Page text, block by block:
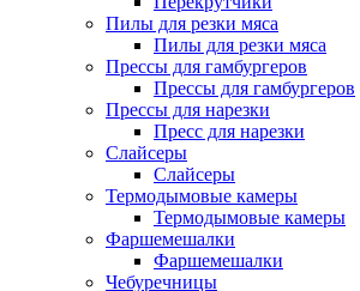
Пилы для резки мяса
Пилы для резки мяса
Прессы для гамбургеров
Прессы для гамбургеров
Прессы для нарезки
Пресс для нарезки
Слайсеры
Слайсеры
Термодымовые камеры
Термодымовые камеры
Фаршемешалки
Фаршемешалки
Чебуречницы